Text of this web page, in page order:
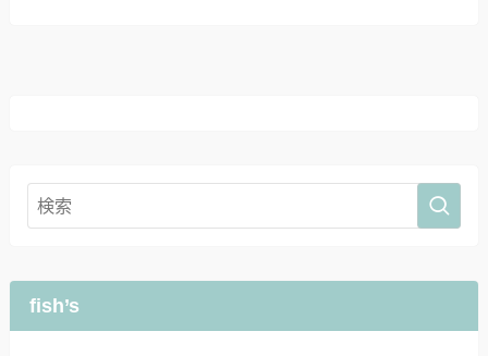
fish’s